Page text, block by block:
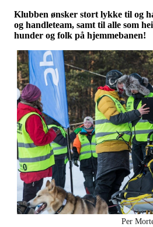
Klubben ønsker stort lykke til og
og handleteam, samt til alle som
hunder og folk på hjemmebanen!
Per